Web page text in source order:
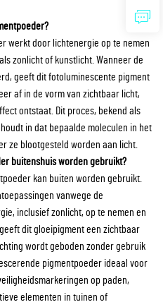
werkt door lichtenergie op te nemen
zonlicht of kunstlicht. Wanneer de
geeft dit fotoluminescente pigment
af in de vorm van zichtbaar licht,
ontstaat. Dit proces, bekend als
in dat bepaalde moleculen in het
ze blootgesteld worden aan licht.
buitenshuis worden gebruikt?
kan buiten worden gebruikt.
vanwege de
inclusief zonlicht, op te nemen en
dit gloeipigment een zichtbaar
wordt geboden zonder gebruik
pigmentpoeder ideaal voor
op paden,
elementen in tuinen of